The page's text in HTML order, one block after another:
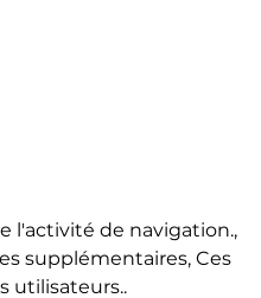
l'activité de navigation.,
supplémentaires, Ces
utilisateurs..